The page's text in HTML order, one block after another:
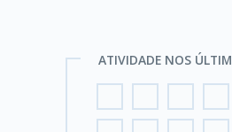
ATIVIDADE NOS